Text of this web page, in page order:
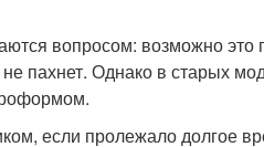
вопросом: возможно
пахнет. Однако в старых
если пролежало долгое